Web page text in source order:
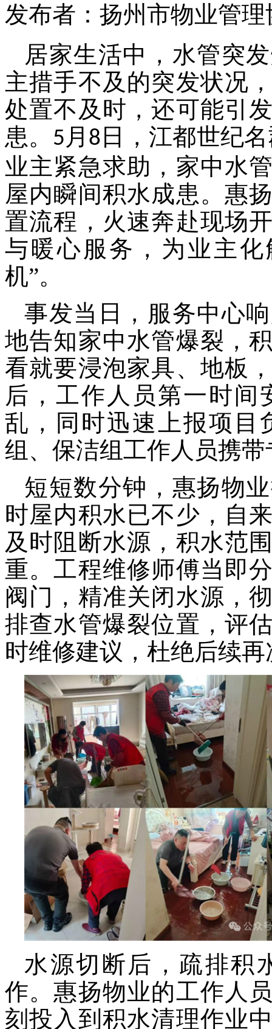
发布者：扬州市物业管
居家生活中，水管突
主措手不及的突发状况
处置不及时，还可能引
患。
5 月 8 日， 江都世纪
业主紧急求助，家中水
屋内瞬间积水成患。 惠
置流程，火速奔赴现场
与暖心服务，为业主
机”。
事发当日，服务中心
地告知家中水管爆裂，
看就要浸泡家具、地板
后，工作 人员第一时间
乱，同时迅速上报项目
组、保洁组工作人员携
短短数分钟， 惠扬物
时屋内积水已不少 ，自
及时阻断水源，积水范
重。工程维修师傅当即
阀门，精准关闭水源，
排查水管爆裂位置，评
时维修建议，杜绝后续
水源切断后，疏排积
作。惠扬物业的工作人
刻投入到积水清理作业